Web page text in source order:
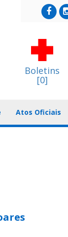
Boletins
[0]
Atos Oficiais